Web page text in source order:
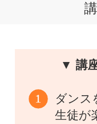
▼ 講
ダンス
生徒が